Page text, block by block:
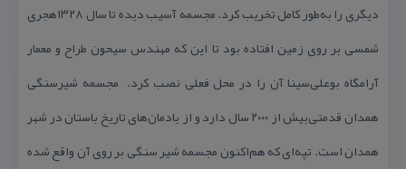
دیگری را به‌طور كامل تخریب كرد. مجسمه آسیب دیده تا سال ۱۳۲۸هجری
شمسی بر روی زمین افتاده بود تا این كه مهندس‌ سیحون طراح و معمار
آرامگاه بوعلی‌سینا آن را در محل‌ فعلی نصب كرد. ‌ مجسمه شیرسنگی
همدان قدمتی‌بیش از ۲۰۰۰ سال دارد و از یادمان‌های تاریخ باستان در شهر
همدان است. تپه‌ای كه هم‌اكنون مجسمه شیر سنگی بر روی آن واقع شده